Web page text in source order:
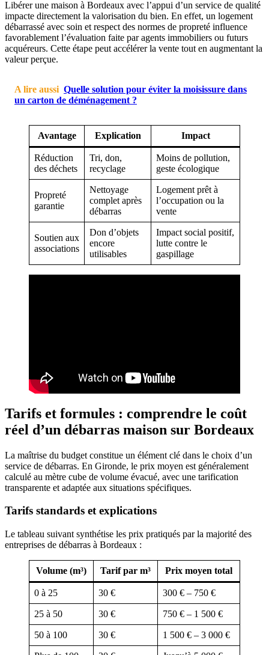
Libérer une maison à Bordeaux avec l’appui d’un service de qualité
impacte directement la valorisation du bien. En effet, un logement
débarrassé avec soin et respect des normes de propreté influence
favorablement l’évaluation faite par agents immobiliers ou futurs
acquéreurs. Cette étape peut accélérer la vente tout en augmentant la
valeur perçue.
A lire aussi Quelle solution pour éviter la moisissure dans
un carton de déménagement ?
Avantage Explication Impact
Réduction
des déchets
Tri, don,
recyclage
Moins de pollution,
geste écologique
Propreté
garantie
Nettoyage
complet après
débarras
Logement prêt à
l’occupation ou la
vente
Soutien aux
associations
Don d’objets
encore
utilisables
Impact social positif,
lutte contre le
gaspillage
Tarifs et formules : comprendre le coût
réel d’un débarras maison sur Bordeaux
La maîtrise du budget constitue un élément clé dans le choix d’un
service de débarras. En Gironde, le prix moyen est généralement
calculé au mètre cube de volume évacué, avec une tarification
transparente et adaptée aux situations spécifiques.
Tarifs standards et explications
Le tableau suivant synthétise les prix pratiqués par la majorité des
entreprises de débarras à Bordeaux :
Volume (m³) Tarif par m³ Prix moyen total
0 à 25 30 € 300 € – 750 €
25 à 50 30 € 750 € – 1 500 €
50 à 100 30 € 1 500 € – 3 000 €